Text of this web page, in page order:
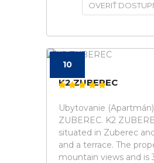
OVERIŤ
10
K2 ZUBEREC
Ubytovanie
ZUBEREC. K2
situated in Zuberec
and a terrace. The
mountain views and is